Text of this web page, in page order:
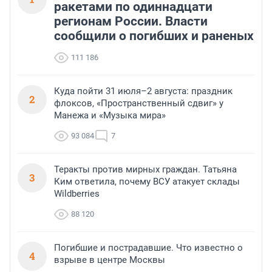
ракетами по одиннадцати
регионам России. Власти
сообщили о погибших и раненых
111 186
2
Куда пойти 31 июля–2 августа: праздник
флоксов, «Пространственный сдвиг» у
Манежа и «Музыка мира»
93 084 7
3
Теракты против мирных граждан. Татьяна
Ким ответила, почему ВСУ атакует склады
Wildberries
88 120
4
Погибшие и пострадавшие. Что известно о
взрыве в центре Москвы